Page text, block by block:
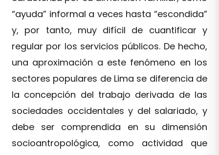
“ayuda” informal a veces hasta “escondida”
y, por tanto, muy difícil de cuantificar y
regular por los servicios públicos. De hecho,
una aproximación a este fenómeno en los
sectores populares de Lima se diferencia de
la concepción del trabajo derivada de las
sociedades occidentales y del salariado, y
debe ser comprendida en su dimensión
socioantropológica, como actividad que